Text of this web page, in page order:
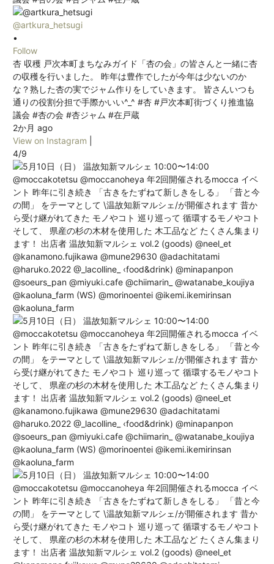
@artkura_hetsugi
•
Follow
杏 収穫 戸次本町まちなみガイド「杏の会」の皆さんと一緒に杏
の収穫を行いました。 昨年は豊作でしたが今年は少ないのか
な？熟した杏の実でジャム作りをしていきます。 皆さんいつも
通りの役割分担で手際かいい^_^ #杏 #戸次本町街づくり推進協
議会 #杏の会 #杏ジャム #在戸蔵
2か月 ago
View on Instagram
4/9